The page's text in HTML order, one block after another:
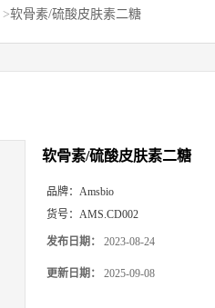
>软骨素/硫酸皮肤素二糖
软骨素/硫酸皮肤素二糖
品牌： Amsbio
货号： AMS.CD002
发布日期： 2023-08-24
更新日期： 2025-09-08